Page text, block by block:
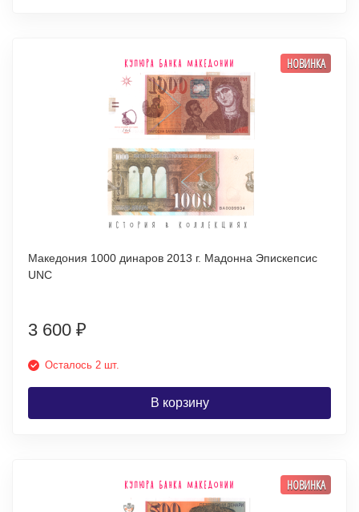
НОВИНКА
Македония 1000 динаров 2013 г. Мадонна Эпискепсис
UNC
3 600 ₽
Осталось 2 шт.
В корзину
НОВИНКА